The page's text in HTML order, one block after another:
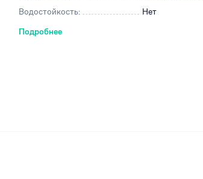
Водостойкость:
Нет
Подробнее